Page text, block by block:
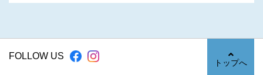
FOLLOW US
トップへ